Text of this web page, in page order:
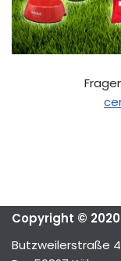
Copyright ©
Butzweilerstraße 4